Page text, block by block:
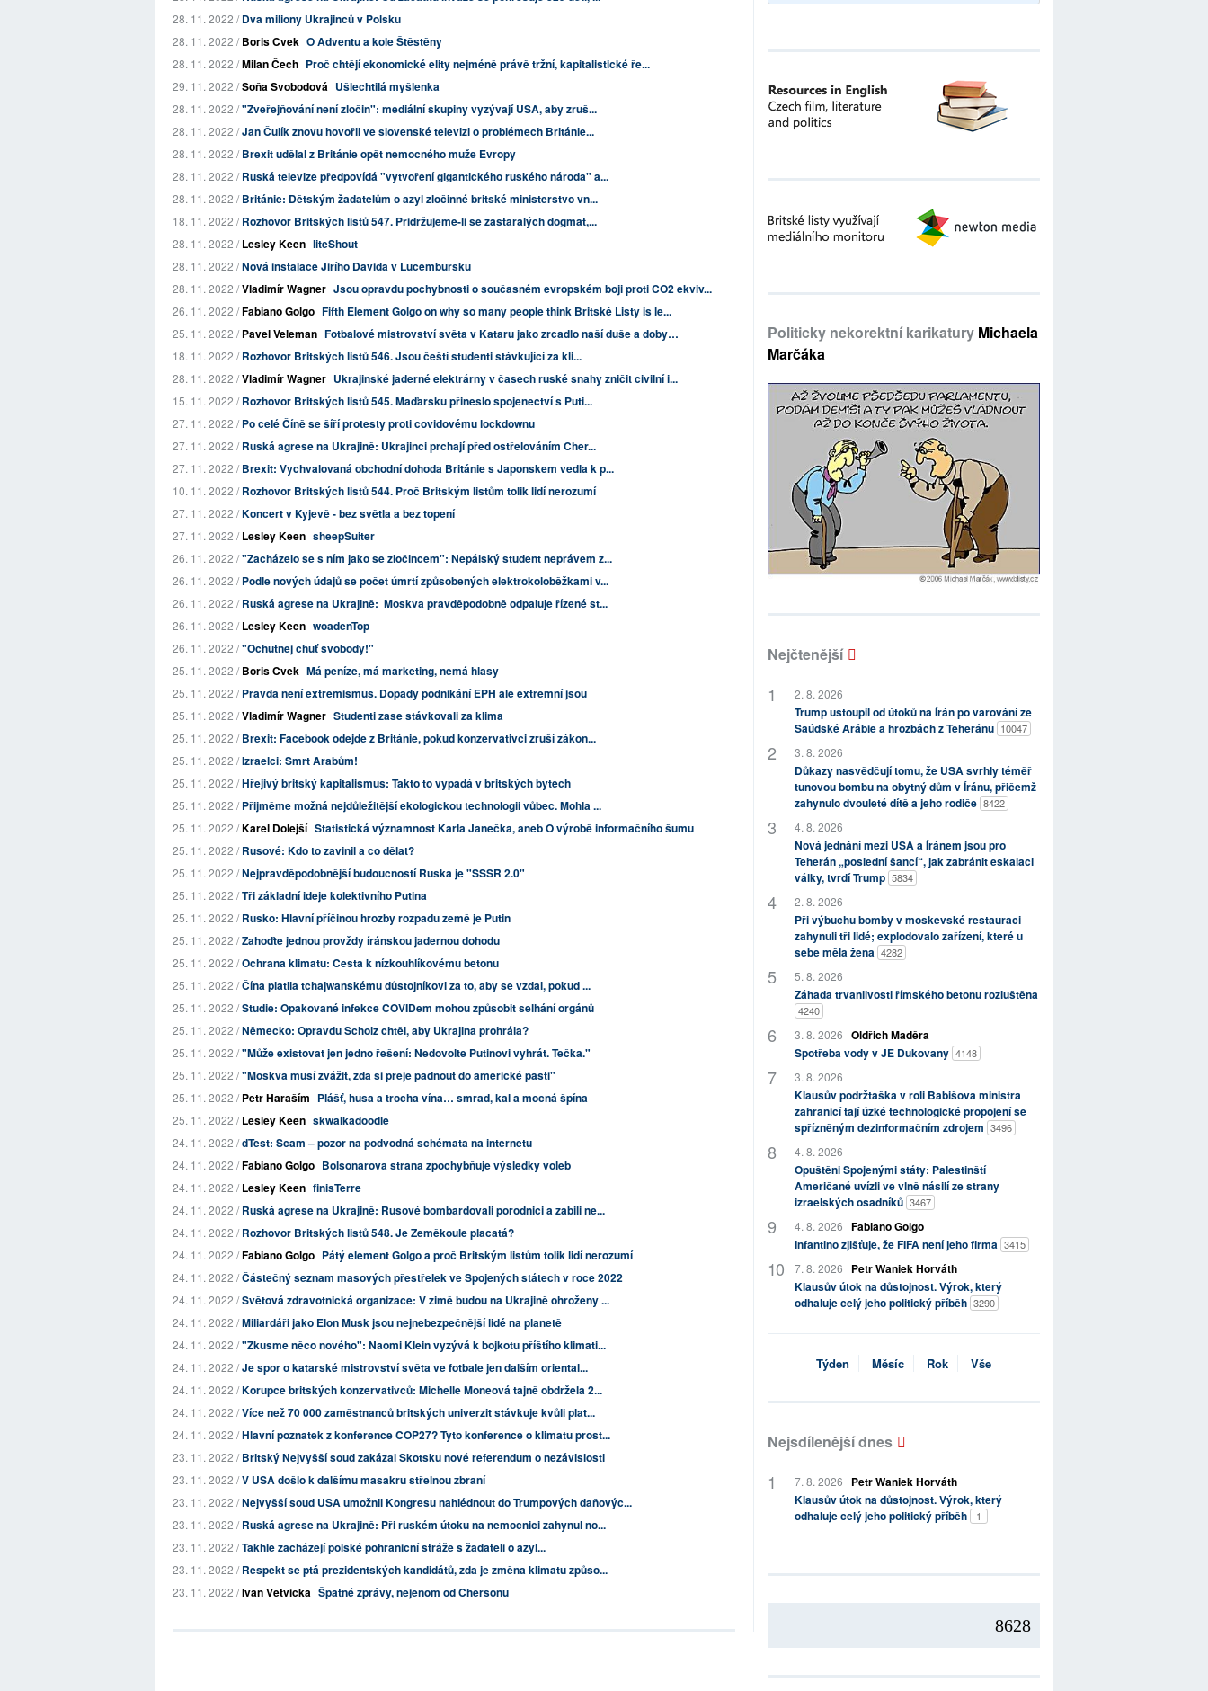
28. 11. 2022 /Dva miliony Ukrajinců v Polsku
28. 11. 2022 /Boris Cvek O Adventu a kole Štěstěny
28. 11. 2022 /Milan Čech Proč chtějí ekonomické elity nejméně právě tržní, kapitalistické ře...
29. 11. 2022 /Soňa Svobodová Ušlechtilá myšlenka
28. 11. 2022 /"Zveřejňování není zločin": mediální skupiny vyzývají USA, aby zruš...
28. 11. 2022 /Jan Čulík znovu hovořil ve slovenské televizi o problémech Británie...
28. 11. 2022 /Brexit udělal z Británie opět nemocného muže Evropy
28. 11. 2022 /Ruská televize předpovídá "vytvoření gigantického ruského národa" a...
28. 11. 2022 /Británie: Dětským žadatelům o azyl zločinné britské ministerstvo vn...
18. 11. 2022 /Rozhovor Britských listů 547. Přidržujeme-li se zastaralých dogmat,...
28. 11. 2022 /Lesley Keen liteShout
28. 11. 2022 /Nová instalace Jiřího Davida v Lucembursku
28. 11. 2022 /Vladimír Wagner Jsou opravdu pochybnosti o současném evropském boji proti CO2 ekviv...
26. 11. 2022 /Fabiano Golgo Fifth Element Golgo on why so many people think Britské Listy is le...
25. 11. 2022 /Pavel Veleman Fotbalové mistrovství světa v Kataru jako zrcadlo naší duše a doby…
18. 11. 2022 /Rozhovor Britských listů 546. Jsou čeští studenti stávkující za kli...
28. 11. 2022 /Vladimír Wagner Ukrajinské jaderné elektrárny v časech ruské snahy zničit civilní i...
15. 11. 2022 /Rozhovor Britských listů 545. Maďarsku přineslo spojenectví s Puti...
27. 11. 2022 /Po celé Číně se šíří protesty proti covidovému lockdownu
27. 11. 2022 /Ruská agrese na Ukrajině: Ukrajinci prchají před ostřelováním Cher...
27. 11. 2022 /Brexit: Vychvalovaná obchodní dohoda Británie s Japonskem vedla k p...
10. 11. 2022 /Rozhovor Britských listů 544. Proč Britským listům tolik lidí nerozumí
27. 11. 2022 /Koncert v Kyjevě - bez světla a bez topení
27. 11. 2022 /Lesley Keen sheepSuiter
26. 11. 2022 /"Zacházelo se s ním jako se zločincem": Nepálský student neprávem z...
26. 11. 2022 /Podle nových údajů se počet úmrtí způsobených elektrokoloběžkami v...
26. 11. 2022 /Ruská agrese na Ukrajině: Moskva pravděpodobně odpaluje řízené st...
26. 11. 2022 /Lesley Keen woadenTop
26. 11. 2022 /"Ochutnej chuť svobody!"
25. 11. 2022 /Boris Cvek Má peníze, má marketing, nemá hlasy
25. 11. 2022 /Pravda není extremismus. Dopady podnikání EPH ale extremní jsou
25. 11. 2022 /Vladimír Wagner Studenti zase stávkovali za klima
25. 11. 2022 /Brexit: Facebook odejde z Británie, pokud konzervativci zruší zákon...
25. 11. 2022 /Izraelci: Smrt Arabům!
25. 11. 2022 /Hřejivý britský kapitalismus: Takto to vypadá v britských bytech
25. 11. 2022 /Přijměme možná nejdůležitější ekologickou technologii vůbec. Mohla ...
25. 11. 2022 /Karel Dolejší Statistická významnost Karla Janečka, aneb O výrobě informačního šumu
25. 11. 2022 /Rusové: Kdo to zavinil a co dělat?
25. 11. 2022 /Nejpravděpodobnější budoucností Ruska je "SSSR 2.0"
25. 11. 2022 /Tři základní ideje kolektivního Putina
25. 11. 2022 /Rusko: Hlavní příčinou hrozby rozpadu země je Putin
25. 11. 2022 /Zahoďte jednou provždy íránskou jadernou dohodu
25. 11. 2022 /Ochrana klimatu: Cesta k nízkouhlíkovému betonu
25. 11. 2022 /Čína platila tchajwanskému důstojníkovi za to, aby se vzdal, pokud ...
25. 11. 2022 /Studie: Opakované infekce COVIDem mohou způsobit selhání orgánů
25. 11. 2022 /Německo: Opravdu Scholz chtěl, aby Ukrajina prohrála?
25. 11. 2022 /"Může existovat jen jedno řešení: Nedovolte Putinovi vyhrát. Tečka."
25. 11. 2022 /"Moskva musí zvážit, zda si přeje padnout do americké pasti"
25. 11. 2022 /Petr Haraším Plášť, husa a trocha vína… smrad, kal a mocná špína
25. 11. 2022 /Lesley Keen skwalkadoodle
24. 11. 2022 /dTest: Scam – pozor na podvodná schémata na internetu
24. 11. 2022 /Fabiano Golgo Bolsonarova strana zpochybňuje výsledky voleb
24. 11. 2022 /Lesley Keen finisTerre
24. 11. 2022 /Ruská agrese na Ukrajině: Rusové bombardovali porodnici a zabili ne...
24. 11. 2022 /Rozhovor Britských listů 548. Je Zeměkoule placatá?
24. 11. 2022 /Fabiano Golgo Pátý element Golgo a proč Britským listům tolik lidí nerozumí
24. 11. 2022 /Částečný seznam masových přestřelek ve Spojených státech v roce 2022
24. 11. 2022 /Světová zdravotnická organizace: V zimě budou na Ukrajině ohroženy ...
24. 11. 2022 /Miliardáři jako Elon Musk jsou nejnebezpečnější lidé na planetě
24. 11. 2022 /"Zkusme něco nového": Naomi Klein vyzývá k bojkotu příštího klimati...
24. 11. 2022 /Je spor o katarské mistrovství světa ve fotbale jen dalším oriental...
24. 11. 2022 /Korupce britských konzervativců: Michelle Moneová tajně obdržela 2...
24. 11. 2022 /Více než 70 000 zaměstnanců britských univerzit stávkuje kvůli plat...
24. 11. 2022 /Hlavní poznatek z konference COP27? Tyto konference o klimatu prost...
23. 11. 2022 /Britský Nejvyšší soud zakázal Skotsku nové referendum o nezávislosti
23. 11. 2022 /V USA došlo k dalšímu masakru střelnou zbraní
23. 11. 2022 /Nejvyšší soud USA umožnil Kongresu nahlédnout do Trumpových daňovýc...
23. 11. 2022 /Ruská agrese na Ukrajině: Při ruském útoku na nemocnici zahynul no...
23. 11. 2022 /Takhle zacházejí polské pohraniční stráže s žadateli o azyl...
23. 11. 2022 /Respekt se ptá prezidentských kandidátů, zda je změna klimatu způso...
23. 11. 2022 /Ivan Větvička Špatné zprávy, nejenom od Chersonu
Politicky nekorektní karikatury Michaela
Marčáka
Nejčtenější
2. 8. 2026
Trump ustoupil od útoků na Írán po varování ze
Saúdské Arábie a hrozbách z Teheránu 10047
3. 8. 2026
Důkazy nasvědčují tomu, že USA svrhly téměř
tunovou bombu na obytný dům v Íránu, přičemž
zahynulo dvouleté dítě a jeho rodiče 8422
4. 8. 2026
Nová jednání mezi USA a Íránem jsou pro
Teherán „poslední šancí“, jak zabránit eskalaci
války, tvrdí Trump 5834
2. 8. 2026
Při výbuchu bomby v moskevské restauraci
zahynuli tři lidé; explodovalo zařízení, které u
sebe měla žena 4282
5. 8. 2026
Záhada trvanlivosti římského betonu rozluštěna
4240
3. 8. 2026 Oldřich Maděra
Spotřeba vody v JE Dukovany 4148
3. 8. 2026
Klausův podržtaška v roli Babišova ministra
zahraničí tají úzké technologické propojení se
spřízněným dezinformačním zdrojem 3496
4. 8. 2026
Opuštěni Spojenými státy: Palestinští
Američané uvízli ve vlně násilí ze strany
izraelských osadníků 3467
4. 8. 2026 Fabiano Golgo
Infantino zjišťuje, že FIFA není jeho firma 3415
7. 8. 2026
Petr Waniek Horváth
Klausův útok na důstojnost. Výrok, který
odhaluje celý jeho politický příběh 3290
Týden Měsíc Rok Vše
Nejsdílenější dnes
7. 8. 2026
Petr Waniek Horváth
Klausův útok na důstojnost. Výrok, který
odhaluje celý jeho politický příběh
1
8628